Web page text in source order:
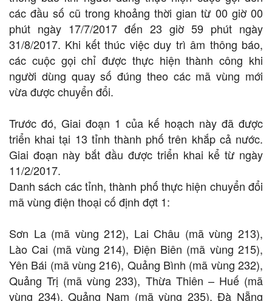
các đầu số cũ trong khoảng thời gian từ 00 giờ 00
phút ngày 17/7/2017 đến 23 giờ 59 phút ngày
31/8/2017. Khi kết thúc việc duy trì âm thông báo,
các cuộc gọi chỉ được thực hiện thành công khi
người dùng quay số đúng theo các mã vùng mới
vừa được chuyển đổi.
Trước đó, Giai đoạn 1 của kế hoạch này đã được
triển khai tại 13 tỉnh thành phố trên khắp cả nước.
Giai đoạn này bắt đầu được triển khai kể từ ngày
11/2/2017.
Danh sách các tỉnh, thành phố thực hiện chuyển đổi
mã vùng điện thoại cố định đợt 1:
Sơn La (mã vùng 212), Lai Châu (mã vùng 213),
Lào Cai (mã vùng 214), Điện Biên (mã vùng 215),
Yên Bái (mã vùng 216), Quảng Bình (mã vùng 232),
Quảng Trị (mã vùng 233), Thừa Thiên – Huế (mã
vùng 234), Quảng Nam (mã vùng 235), Đà Nẵng